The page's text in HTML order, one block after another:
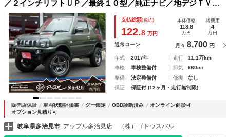
／２インチリフトＵＰ／最終１０型／純正ナビ／地デジＴＶ／
ＥＴＣ／ドラレコ／ＬＥＤヘッドライト／オープンカントリー
ＲＴタイヤ／社外マフラー／ＬＥＤヘッドライト／シートヒー
ター
支払総額(税込)
122.8 万円
本体価格
118.8
万円
諸費用
4
万円
通常ローン 月々 8,700 円
年式 2017年 走行
11.1万km
車検
車検整備付 排気
660cc
整備
法定整備付 修復
なし
保証
保証付 (12ヶ月・走行無制限)
販売店保証 車両状態評価書 グー鑑定 OBD診断済み
オンライン商談可
オプション見積り可
岐阜県多治見市 アップル多治見店 （株）ゴトウスバル